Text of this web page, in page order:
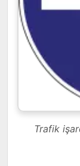
Trafik